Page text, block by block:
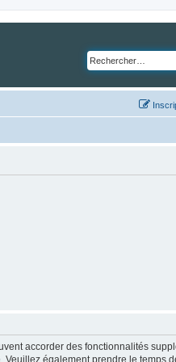
accorder des fonctionnalités
Veuillez également prendre le temps